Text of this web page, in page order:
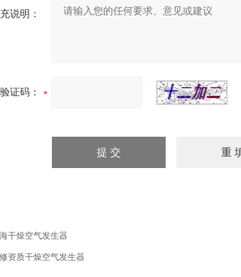
说明：
验证码：
干燥空气发生器
资质干燥空气发生器